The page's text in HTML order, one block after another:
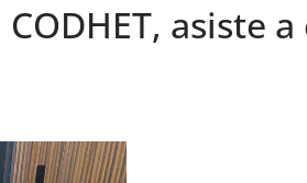
asiste